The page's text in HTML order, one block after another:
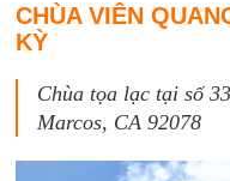
CHÙA VIÊN
KỲ
Chùa tọa lạc tại số
Marcos, CA 92078